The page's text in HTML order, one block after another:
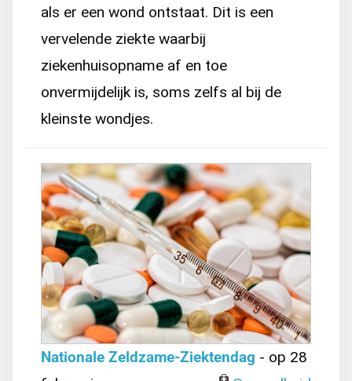
als er een wond ontstaat. Dit is een
vervelende ziekte waarbij
ziekenhuisopname af en toe
onvermijdelijk is, soms zelfs al bij de
kleinste wondjes.
Nationale Zeldzame-Ziektendag - op 28